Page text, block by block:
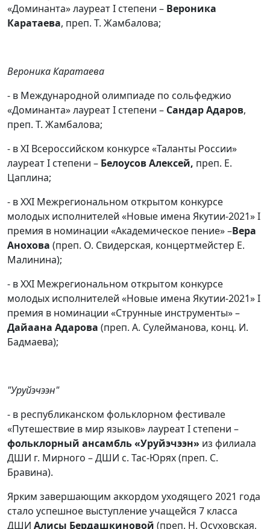
«Доминанта» лауреат I степени – Вероника
Каратаева, преп. Т. Жамбалова;
Вероника Каратаева
- в Международной олимпиаде по сольфеджио
«Доминанта» лауреат I степени – Сандар Адаров,
преп. Т. Жамбалова;
- в ХI Всероссийском конкурсе «Таланты России»
лауреат I степени – Белоусов Алексей, преп. Е.
Цаплина;
- в XXI Межрегиональном открытом конкурсе
молодых исполнителей «Новые имена Якутии-2021» I
премия в номинации «Академическое пение» –Вера
Анохова (преп. О. Свидерская, концертмейстер Е.
Малинина);
- в XXI Межрегиональном открытом конкурсе
молодых исполнителей «Новые имена Якутии-2021» I
премия в номинации «Струнные инструменты» –
Дайаана Адарова (преп. А. Сулейманова, конц. И.
Бадмаева);
"Уруйэчээн"
- в республиканском фольклорном фестивале
«Путешествие в мир языков» лауреат I степени –
фольклорный ансамбль «Уруйэчээн» из филиала
ДШИ г. Мирного – ДШИ с. Тас-Юрях (преп. С.
Бравина).
Ярким завершающим аккордом уходящего 2021 года
стало успешное выступление учащейся 7 класса
ДШИ Алисы Бердашкиновой (преп. Н. Осуховская,